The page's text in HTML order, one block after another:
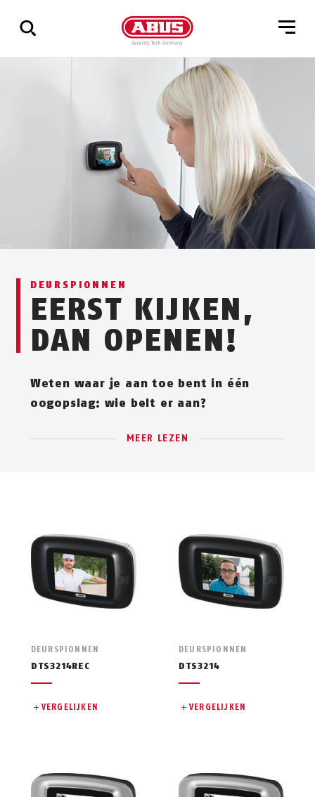
DEURSPIONNEN
EERST KIJKEN,
DAN OPENEN!
Weten waar je aan toe bent in één
oogopslag: wie belt er aan?
MEER LEZEN
DEURSPIONNEN
DTS3214REC
VERGELIJKEN
DEURSPIONNEN
DTS3214
VERGELIJKEN